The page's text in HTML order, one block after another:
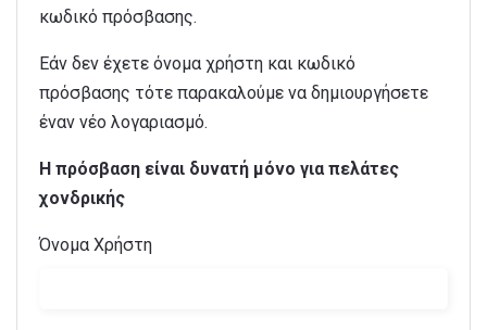
κωδικό πρόσβασης.
Εάν δεν έχετε όνομα χρήστη και κωδικό
πρόσβασης τότε παρακαλούμε να δημιουργήσετε
έναν νέο λογαριασμό.
Η πρόσβαση είναι δυνατή μόνο για πελάτες
χονδρικής
Όνομα Χρήστη